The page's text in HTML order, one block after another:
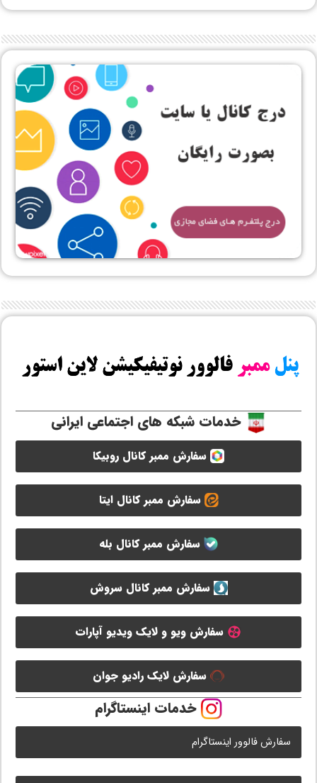
خدمات شبکه های اجتماعی ایرانی
سفارش ممبر کانال روبیکا
سفارش ممبر کانال ایتا
سفارش ممبر کانال بله
سفارش ممبر کانال سروش
سفارش ویو و لایک ویدیو آپارات
سفارش لایک رادیو جوان
خدمات اینستاگرام
سفارش فالوور اینستاگرام